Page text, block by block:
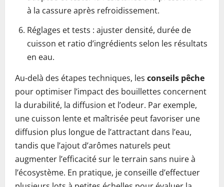
à la cassure après refroidissement.
Réglages et tests : ajuster densité, durée de
cuisson et ratio d’ingrédients selon les résultats
en eau.
Au-delà des étapes techniques, les conseils pêche
pour optimiser l’impact des bouillettes concernent
la durabilité, la diffusion et l’odeur. Par exemple,
une cuisson lente et maîtrisée peut favoriser une
diffusion plus longue de l’attractant dans l’eau,
tandis que l’ajout d’arômes naturels peut
augmenter l’efficacité sur le terrain sans nuire à
l’écosystème. En pratique, je conseille d’effectuer